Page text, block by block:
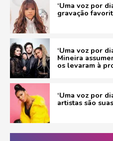
‘Uma voz por
gravação
‘Uma voz por
Mineira
os levaram à
‘Uma voz por
artistas são